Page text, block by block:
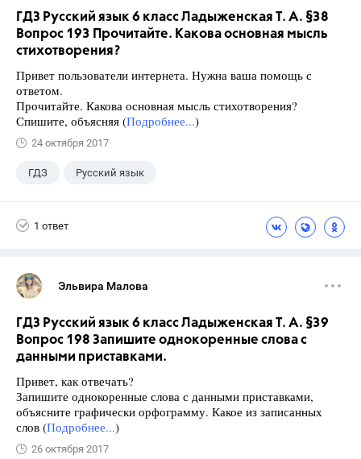
ГДЗ Русский язык 6 класс Ладыженская Т. А. §38
Вопрос 193 Прочитайте. Какова основная мысль
стихотворения?
Привет пользователи интернета. Нужна ваша помощь с
ответом.
Прочитайте. Какова основная мысль стихотворения?
Спишите, объясняя (Подробнее...)
24 октября 2017
ГДЗ Русский язык
1 ответ
Эльвира Малова
ГДЗ Русский язык 6 класс Ладыженская Т. А. §39
Вопрос 198 Запишите однокоренные слова с
данными приставками.
Привет, как отвечать?
Запишите однокоренные слова с данными приставками,
объясните графически орфограмму. Какое из записанных
слов (Подробнее...)
26 октября 2017